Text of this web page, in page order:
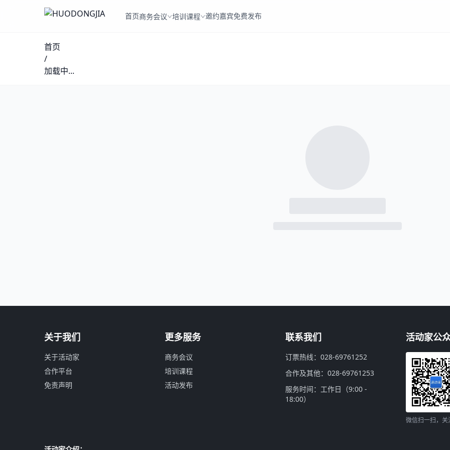
首页商务会议 培训课程 邀约嘉宾免费发布
首页
/
加载中...
关于我们
关于活动家
合作平台
免责声明
更多服务
商务会议
培训课程
活动发布
联系我们
订票热线：028-69761252
合作及其他：028-69761253
服务时间：工作日（9:00 -
18:00）
活动家公
微信扫一扫，关